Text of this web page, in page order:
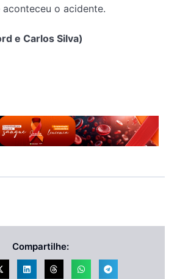
o acidente.
e Carlos Silva)
Compartilhe: